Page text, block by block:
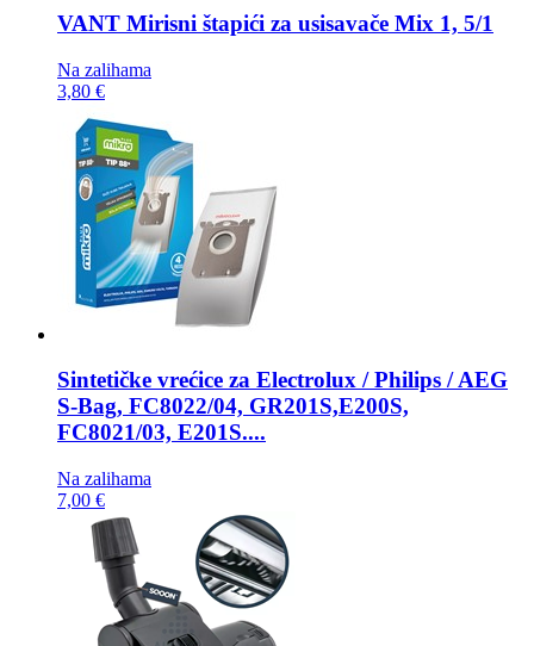
VANT Mirisni štapići za usisavače Mix 1, 5/1
Na zalihama
3,80 €
Sintetičke vrećice za Electrolux / Philips / AEG
S-Bag, FC8022/04, GR201S,E200S,
FC8021/03, E201S....
Na zalihama
7,00 €